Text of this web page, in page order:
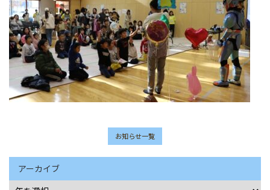
お知らせ一覧
アーカイブ